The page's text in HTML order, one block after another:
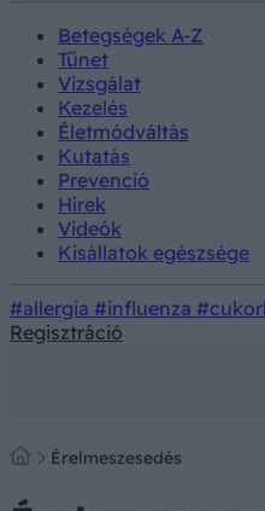
Betegségek A-Z
Tünet
Vizsgálat
Kezelés
Életmódváltás
Kutatás
Prevenció
Hírek
Videók
Kisállatok egészsége
#allergia #influenza
Regisztráció
Érelmeszesedés